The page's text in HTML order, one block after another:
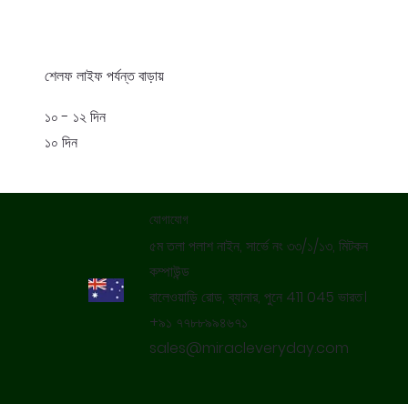
শেলফ লাইফ পর্যন্ত বাড়ায়
১০ - ১২ দিন
১০ দিন
যোগাযোগ
৫ম তলা পলাশ নাইন, সার্ভে নং ৩৩/১/১৩, মিটকন
কম্পাউন্ড
বালেওয়াড়ি রোড, ব্যানার, পুনে 411 045 ভারত।
+৯১ ৭৭৮৮৯৯৪৬৭১
sales@miracleveryday.com